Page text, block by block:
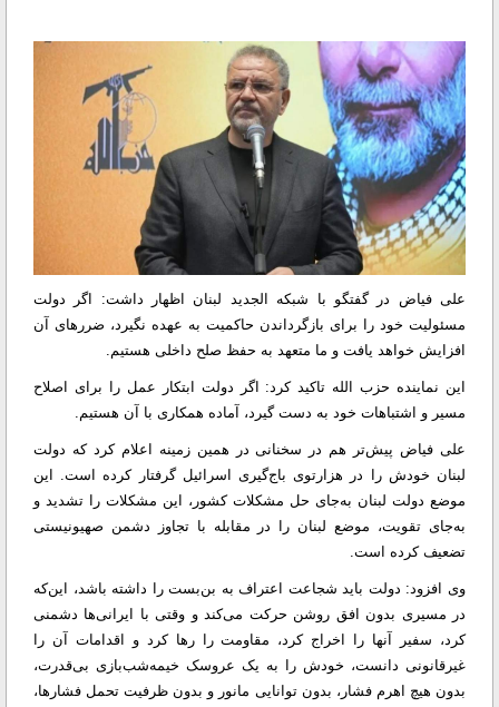
علی فیاض در گفتگو با شبکه الجدید لبنان اظهار داشت: اگر دولت
مسئولیت خود را برای بازگرداندن حاکمیت به عهده نگیرد، ضررهای آن
افزایش خواهد یافت و ما متعهد به حفظ صلح داخلی هستیم.
این نماینده حزب الله تاکید کرد: اگر دولت ابتکار عمل را برای اصلاح
مسیر و اشتباهات خود به دست گیرد، آماده همکاری با آن هستیم.
علی فیاض پیش‌تر هم در سخنانی در همین زمینه اعلام کرد که دولت
لبنان خودش را در هزارتوی باج‌گیری اسرائیل گرفتار کرده است. این
موضع دولت لبنان به‌جای حل مشکلات کشور، این مشکلات را تشدید و
به‌جای تقویت، موضع لبنان را در مقابله با تجاوز دشمن صهیونیستی
تضعیف کرده است.
وی افزود: دولت باید شجاعت اعتراف به بن‌بست را داشته باشد، این‌که
در مسیری بدون افق روشن حرکت می‌کند و وقتی با ایرانی‌ها دشمنی
کرد، سفیر آنها را اخراج کرد، مقاومت را رها کرد و اقدامات آن را
غیرقانونی دانست، خودش را به یک عروسک خیمه‌شب‌بازی بی‌قدرت،
بدون هیچ اهرم فشار، بدون توانایی مانور و بدون ظرفیت تحمل فشارها،